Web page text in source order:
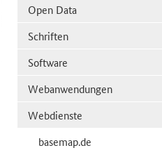
Open Data
Schriften
Software
Webanwendungen
Webdienste
basemap.de